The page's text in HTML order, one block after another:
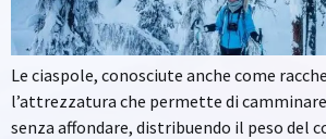
Le ciaspole, conosciute anche come
l’attrezzatura che permette di
senza affondare, distribuendo il peso del